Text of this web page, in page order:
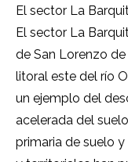
El sector La
El sector La
de San Lorenzo
litoral este del río
un ejemplo del
acelerada del
primaria de suelo